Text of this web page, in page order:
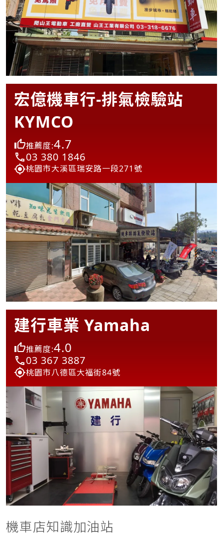
宏億機車行-排氣檢驗站
KYMCO
推薦度:4.7
03 380 1846
桃園市大溪區瑞安路一段271號
建行車業 Yamaha
推薦度:4.0
03 367 3887
桃園市八德區大福街84號
機車店知識加油站